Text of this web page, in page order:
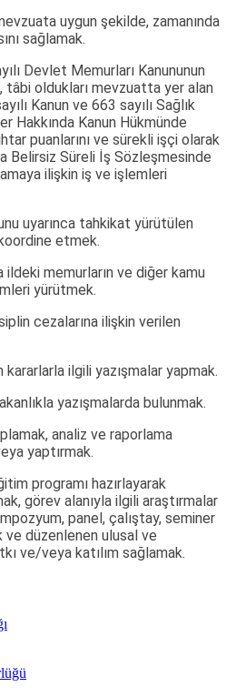
uygun şekilde, zamanında
sağlamak.
Devlet Memurları Kanununun
tâbi oldukları mevzuatta yer alan
Kanun ve 663 sayılı Sağlık
Hakkında Kanun Hükmünde
puanlarını ve sürekli işçi olarak
Belirsiz Süreli İş Sözleşmesinde
ilişkin iş ve işlemleri
uyarınca tahkikat yürütülen
etmek.
ildeki memurların ve diğer kamu
yürütmek.
cezalarına ilişkin verilen
ilgili yazışmalar yapmak.
yazışmalarda bulunmak.
analiz ve raporlama
yaptırmak.
programı hazırlayarak
görev alanıyla ilgili araştırmalar
panel, çalıştay, seminer
düzenlenen ulusal ve
ve/veya katılım sağlamak.